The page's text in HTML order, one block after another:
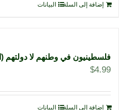
إضافة إلى السلة البيانات
فلسطينيون في وطنهم لا دولتهم
$4.99
إضافة إلى السلة البيانات